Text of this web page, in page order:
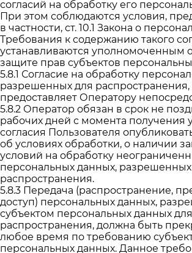
согласий на обработку его
При этом соблюдаются условия,
в частности, ст. 10.1 Закона о
Требования к содержанию такого
устанавливаются уполномоченным
защите прав субъектов
5.8.1 Согласие на обработку
разрешенных для распространения,
предоставляет Оператору
5.8.2 Оператор обязан в срок не
рабочих дней с момента получения
согласия Пользователя
об условиях обработки, о наличии
условий на обработку
персональных данных, разрешенных
распространения.
5.8.3 Передача (распространение,
доступ) персональных данных,
субъектом персональных данных для
распространения, должна быть
любое время по требованию
персональных данных. Данное